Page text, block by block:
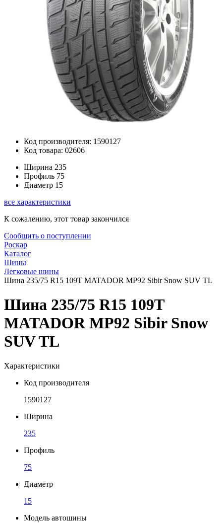
Код производителя: 1590127
Код товара: 02606
Ширина 235
Профиль 75
Диаметр 15
все характеристики
К сожалению, этот товар закончился
Сообщить о поступлении
Роскар
Каталог
Шины
Легковые шины
Шина 235/75 R15 109T MATADOR MP92 Sibir Snow SUV TL
Шина 235/75 R15 109T
MATADOR MP92 Sibir Snow
SUV TL
Характеристики
Код производителя
1590127
Ширина
235
Профиль
75
Диаметр
15
Модель автошины